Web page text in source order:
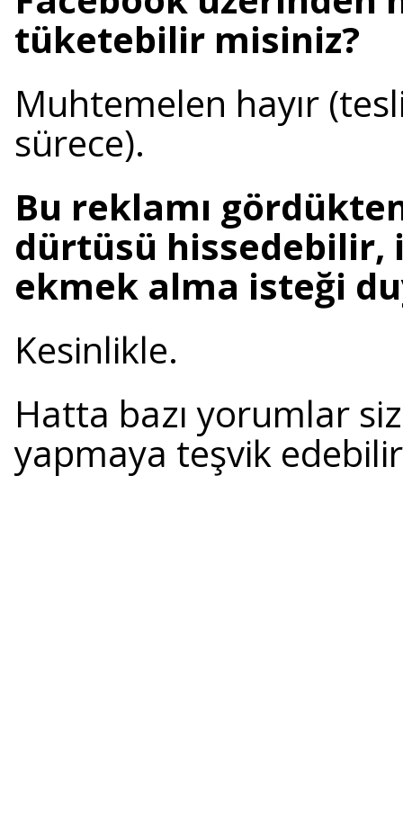
tüketebilir misiniz?
Muhtemelen hayır
sürece).
Bu reklamı
dürtüsü hissedebilir,
ekmek alma isteği
Kesinlikle.
Hatta bazı yorumlar
yapmaya teşvik